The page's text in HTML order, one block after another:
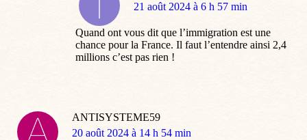
dit
21 août 2024 à 6 h 57 min
Quand ont vous dit que l’immigration est une
chance pour la France. Il faut l’entendre ainsi 2,4
millions c’est pas rien !
ANTISYSTEME59
dit
20 août 2024 à 14 h 54 min